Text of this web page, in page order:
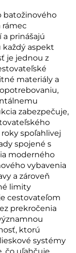
batožinového
rámec
prinášajú
aspekt
je jednou z
materiály a
zabezpečuje,
spoľahlivej
spojené s
moderného
vybavenia
a zároveň
limity
cestovateľom
prekročenia
ktorú
systémy